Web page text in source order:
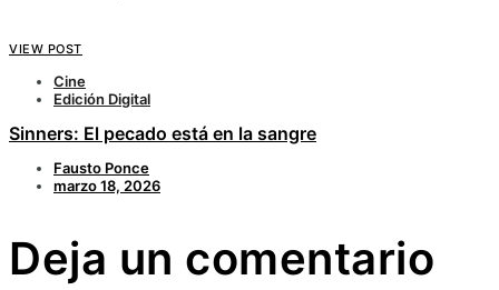
VIEW POST
Cine
Edición Digital
Sinners: El pecado está en la sangre
Fausto Ponce
marzo 18, 2026
Deja un comentario